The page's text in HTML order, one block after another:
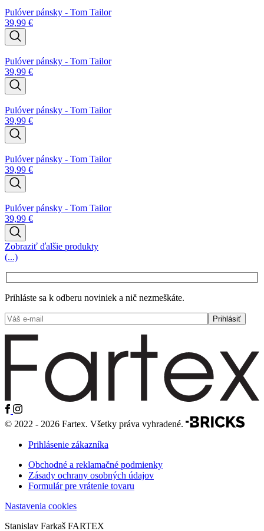
Pulóver pánsky - Tom Tailor
39,99 €
Pulóver pánsky - Tom Tailor
39,99 €
Pulóver pánsky - Tom Tailor
39,99 €
Pulóver pánsky - Tom Tailor
39,99 €
Pulóver pánsky - Tom Tailor
39,99 €
Zobraziť ďalšie produkty
(...)
Prihláste sa k odberu noviniek a nič nezmeškáte.
© 2022 - 2026 Fartex. Všetky práva vyhradené.
Prihlásenie zákazníka
Obchodné a reklamačné podmienky
Zásady ochrany osobných údajov
Formulár pre vrátenie tovaru
Nastavenia cookies
Stanislav Farkaš FARTEX